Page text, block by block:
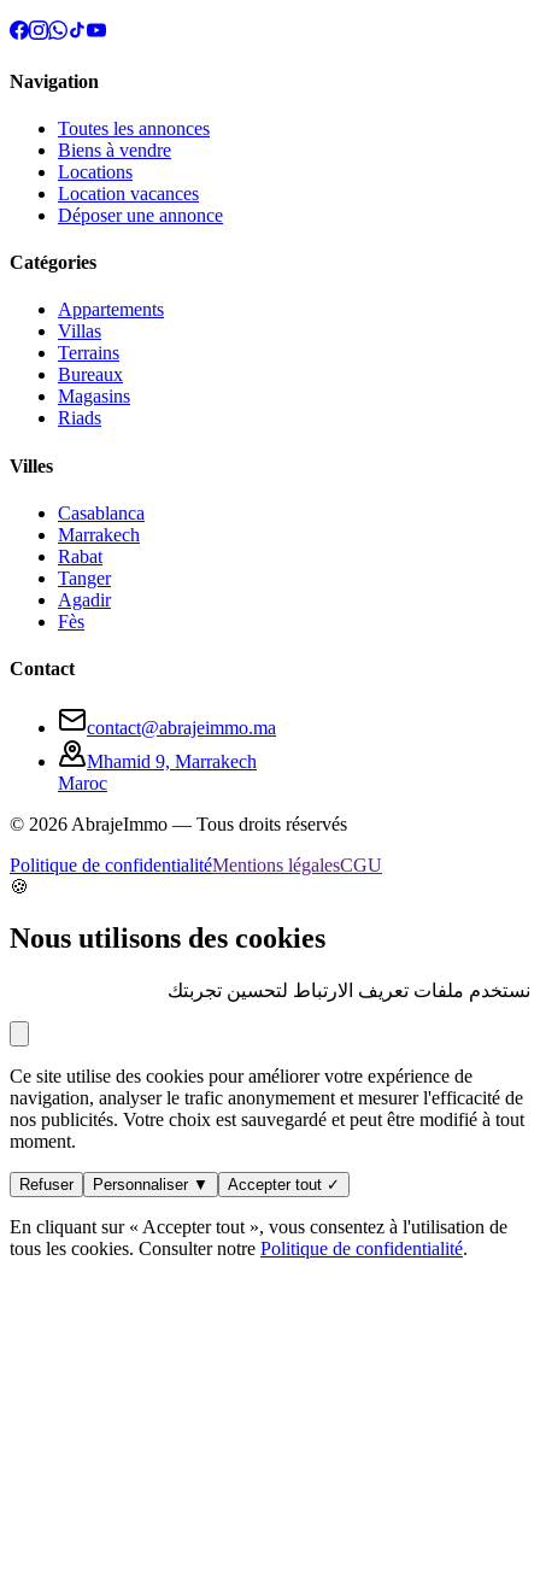
Navigation
Toutes les annonces
Biens à vendre
Locations
Location vacances
Déposer une annonce
Catégories
Appartements
Villas
Terrains
Bureaux
Magasins
Riads
Villes
Casablanca
Marrakech
Rabat
Tanger
Agadir
Fès
Contact
contact@abrajeimmo.ma
Mhamid 9, Marrakech
Maroc
© 2026AbrajeImmo — Tous droits réservés
Politique de confidentialitéMentions légalesCGU
🍪
Nous utilisons des cookies
نستخدم ملفات تعريف الارتباط لتحسين تجربتك
Ce site utilise des cookies pour améliorer votre expérience de
navigation, analyser le trafic anonymement et mesurer l'efficacité de
nos publicités. Votre choix est sauvegardé et peut être modifié à tout
moment.
Refuser Personnaliser ▼ Accepter tout ✓
En cliquant sur « Accepter tout », vous consentez à l'utilisation de
tous les cookies. Consulter notre Politique de confidentialité.